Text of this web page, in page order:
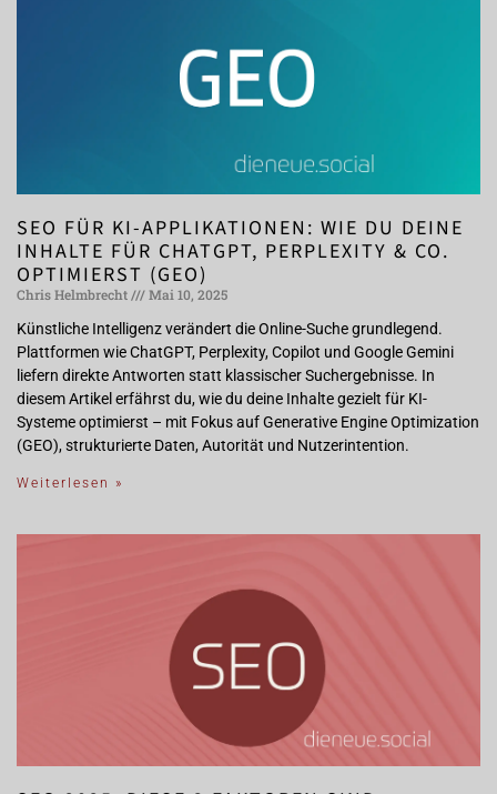
SEO FÜR KI-APPLIKATIONEN: WIE DU DEINE
INHALTE FÜR CHATGPT, PERPLEXITY & CO.
OPTIMIERST (GEO)
Chris Helmbrecht
Mai 10, 2025
Künstliche Intelligenz verändert die Online-Suche grundlegend.
Plattformen wie ChatGPT, Perplexity, Copilot und Google Gemini
liefern direkte Antworten statt klassischer Suchergebnisse. In
diesem Artikel erfährst du, wie du deine Inhalte gezielt für KI-
Systeme optimierst – mit Fokus auf Generative Engine Optimization
(GEO), strukturierte Daten, Autorität und Nutzerintention.
Weiterlesen »